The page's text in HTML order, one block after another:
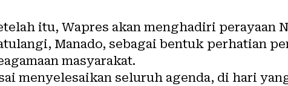
itu, Wapres akan menghadiri perayaan
Manado, sebagai bentuk perhatian
masyarakat.
menyelesaikan seluruh agenda, di hari